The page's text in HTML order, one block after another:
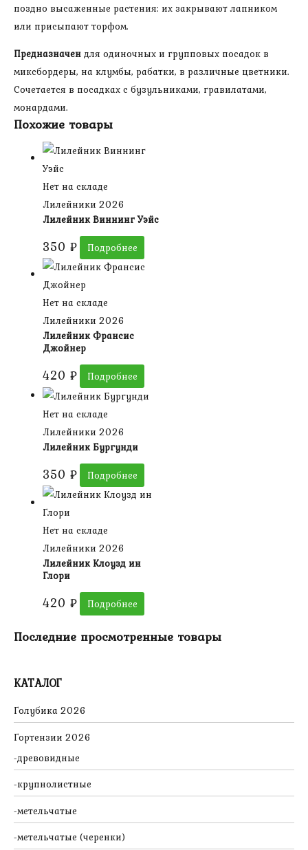
КАТАЛОГ
Голубика 2026
Гортензии 2026
древовидные
крупнолистные
метельчатые
метельчатые (черенки)
поздно высаженные растения: их закрывают лапником
или присыпают торфом.
Предназначен для одиночных и групповых посадок в
миксбордеры, на клумбы, рабатки, в различные цветники.
Сочетается в посадках с бузульниками, гравилатами,
монардами.
Похожие товары
Нет на складе
Лилейники 2026
Лилейник Виннинг Уэйс
350 ₽ Подробнее
Нет на складе
Лилейники 2026
Лилейник Франсис
Джойнер
420 ₽ Подробнее
Нет на складе
Лилейники 2026
Лилейник Бургунди
350 ₽ Подробнее
Нет на складе
Лилейники 2026
Лилейник Клоузд ин
Глори
420 ₽ Подробнее
Последние просмотренные товары